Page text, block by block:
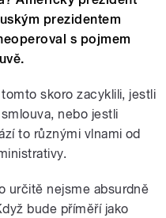
prezidentem
s pojmem
skoro zacyklili, jestli
nebo jestli
to různými vlnami od
určitě nejsme absurdně
bude příměří jako